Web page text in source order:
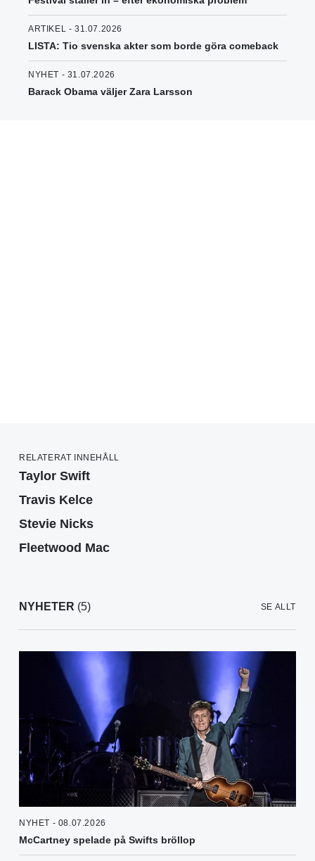
ARTIKEL - 31.07.2026
LISTA: Tio svenska akter som borde göra comeback
NYHET - 31.07.2026
Barack Obama väljer Zara Larsson
RELATERAT INNEHÅLL
Taylor Swift
Travis Kelce
Stevie Nicks
Fleetwood Mac
NYHETER (5) SE ALLT
NYHET - 08.07.2026
McCartney spelade på Swifts bröllop